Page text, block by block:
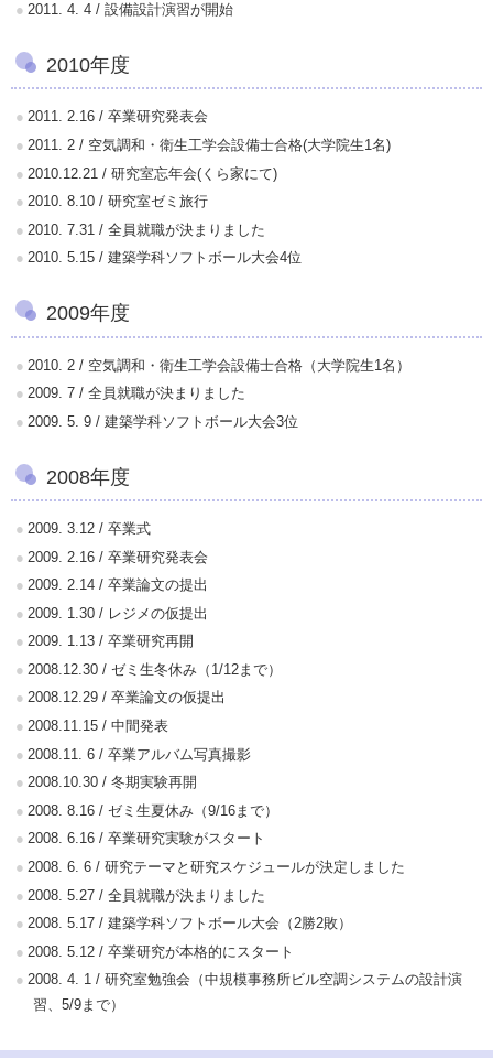
2011. 4. 4 / 設備設計演習が開始
2010年度
2011. 2.16 / 卒業研究発表会
2011. 2 / 空気調和・衛生工学会設備士合格(大学院生1名)
2010.12.21 / 研究室忘年会(くら家にて)
2010. 8.10 / 研究室ゼミ旅行
2010. 7.31 / 全員就職が決まりました
2010. 5.15 / 建築学科ソフトボール大会4位
2009年度
2010. 2 / 空気調和・衛生工学会設備士合格（大学院生1名）
2009. 7 / 全員就職が決まりました
2009. 5. 9 / 建築学科ソフトボール大会3位
2008年度
2009. 3.12 / 卒業式
2009. 2.16 / 卒業研究発表会
2009. 2.14 / 卒業論文の提出
2009. 1.30 / レジメの仮提出
2009. 1.13 / 卒業研究再開
2008.12.30 / ゼミ生冬休み（1/12まで）
2008.12.29 / 卒業論文の仮提出
2008.11.15 / 中間発表
2008.11. 6 / 卒業アルバム写真撮影
2008.10.30 / 冬期実験再開
2008. 8.16 / ゼミ生夏休み（9/16まで）
2008. 6.16 / 卒業研究実験がスタート
2008. 6. 6 / 研究テーマと研究スケジュールが決定しました
2008. 5.27 / 全員就職が決まりました
2008. 5.17 / 建築学科ソフトボール大会（2勝2敗）
2008. 5.12 / 卒業研究が本格的にスタート
2008. 4. 1 / 研究室勉強会（中規模事務所ビル空調システムの設計演
習、5/9まで）